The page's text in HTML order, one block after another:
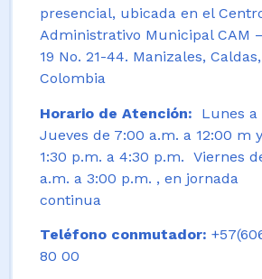
presencial, ubicada en el
Administrativo Municipal CAM
19 No. 21-44. Manizales, Caldas,
Colombia
Horario de Atención:
Lunes a
Jueves de 7:00 a.m. a 12:00 m
1:30 p.m. a 4:30 p.m. Viernes
a.m. a 3:00 p.m. , en jornada
continua
Teléfono conmutador:
80 00